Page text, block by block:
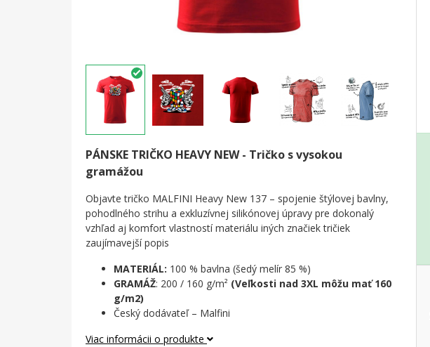
PÁNSKE TRIČKO HEAVY NEW - Tričko s vysokou
gramážou
Objavte tričko MALFINI Heavy New 137 – spojenie štýlovej bavlny,
pohodlného strihu a exkluzívnej silikónovej úpravy pre dokonalý
vzhľad aj komfort vlastností materiálu iných značiek tričiek
zaujímavejší popis
MATERIÁL: 100 % bavlna (šedý melír 85 %)
GRAMÁŽ: 200 / 160 g/m² (Veľkosti nad 3XL môžu mať 160
g/m2)
Český dodávateľ – Malfini
Viac informácii o produkte